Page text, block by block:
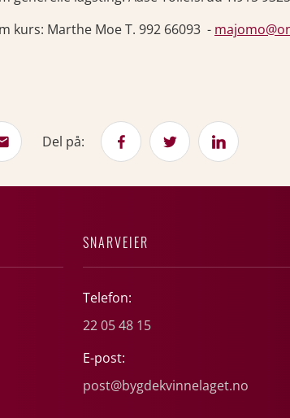
kurs: Marthe Moe T. 992 66093 -
Del på:
SNARVEIER
Telefon:
22 05 48 15
E-post:
post@bygdekvinnelaget.no